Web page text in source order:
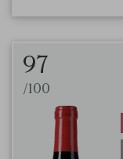
97
/100